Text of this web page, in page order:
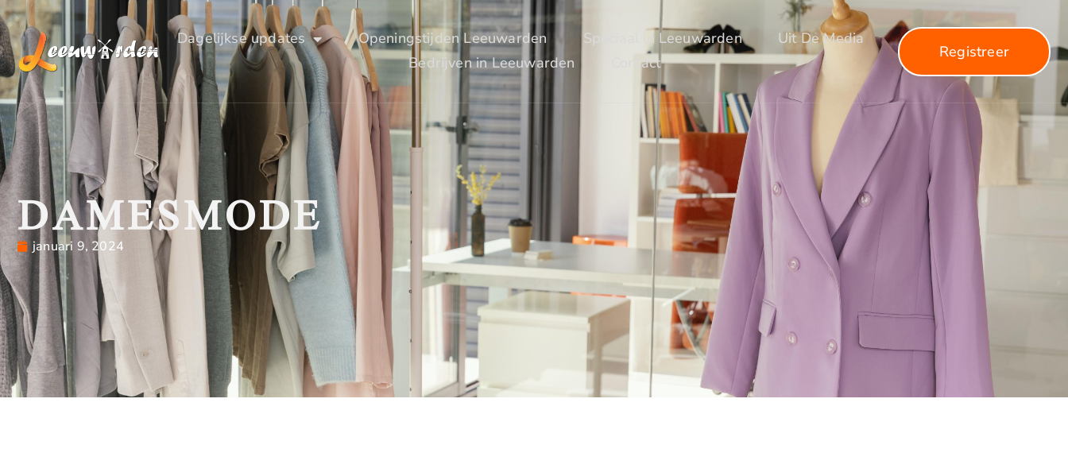
Dagelijkse updates Openingstijden Leeuwarden Speciaal in Leeuwarden
Uit De Media
Bedrijven in Leeuwarden
Contact
Registreer
DAMESMODE
januari 9, 2024